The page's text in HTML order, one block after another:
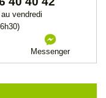
vendredi
Messenger